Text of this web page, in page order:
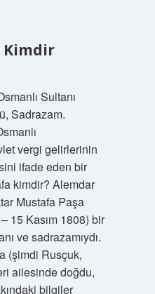
Kimdir
Sultanı
Sadrazam.
vergi gelirlerinin
ifade eden bir
kimdir? Alemdar
Mustafa Paşa
15 Kasım 1808) bir
ve sadrazamıydı.
(şimdi Rusçuk,
ailesinde doğdu,
bilgiler